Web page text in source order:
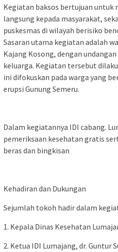
Kegiatan baksos bertujuan
langsung kepada masyarakat,
puskesmas di wilayah berisiko
Sasaran utama kegiatan adalah
Kajang Kosong, dengan
keluarga. Kegiatan tersebut
ini difokuskan pada warga yang
erupsi Gunung Semeru.
Dalam kegiatannya IDI cabang.
pemeriksaan kesehatan gratis
beras dan bingkisan
Kehadiran dan Dukungan
Sejumlah tokoh hadir dalam
1. Kepala Dinas Kesehatan
2. Ketua IDI Lumajang, dr. Guntur